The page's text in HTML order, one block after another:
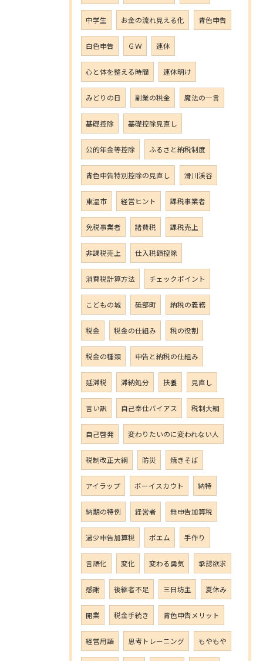
中学生 お金の流れ見える化 青色申告
白色申告 ＧＷ 連休
心と体を整える時間 連休明け
みどりの日 副業の税金 魔法の一言
基礎控除 基礎控除見直し
公的年金等控除 ふるさと納税制度
青色申告特別控除の見直し 滑川渓谷
東温市 経営ヒント 課税事業者
免税事業者 諸費税 課税売上
非課税売上 仕入税額控除
消費税計算方法 チェックポイント
こどもの城 砥部町 納税の義務
税金 税金の仕組み 税の役割
税金の種類 申告と納税の仕組み
延滞税 滞納処分 扶養 見直し
言い訳 自己奉仕バイアス 税制大綱
自己啓発 変わりたいのに変われない人
税制改正大綱 防災 焼きそば
アイラップ ボーイスカウト 納特
納期の特例 経営者 無申告加算税
過少申告加算税 ポエム 手作り
言語化 変化 変わる勇気 承認欲求
感謝 後継者不足 三日坊主 夏休み
開業 税金手続き 青色申告メリット
経営用語 思考トレーニング もやもや